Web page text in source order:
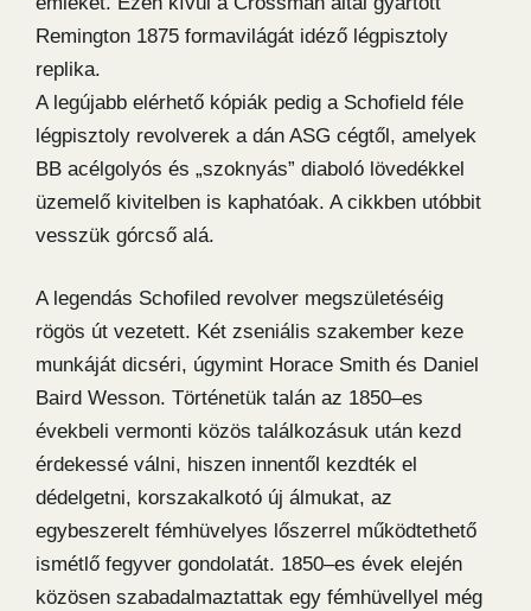
Remington 1875 formavilágát idéző légpisztoly
replika.
A legújabb elérhető kópiák pedig a Schofield féle
légpisztoly revolverek a dán ASG cégtől, amelyek
BB acélgolyós és „szoknyás” diaboló lövedékkel
üzemelő kivitelben is kaphatóak. A cikkben utóbbit
vesszük górcső alá.
A legendás Schofiled revolver megszületéséig
rögös út vezetett. Két zseniális szakember keze
munkáját dicséri, úgymint Horace Smith és Daniel
Baird Wesson. Történetük talán az 1850–es
évekbeli vermonti közös találkozásuk után kezd
érdekessé válni, hiszen innentől kezdték el
dédelgetni, korszakalkotó új álmukat, az
egybeszerelt fémhüvelyes lőszerrel működtethető
ismétlő fegyver gondolatát. 1850–es évek elején
közösen szabadalmaztattak egy fémhüvellyel még